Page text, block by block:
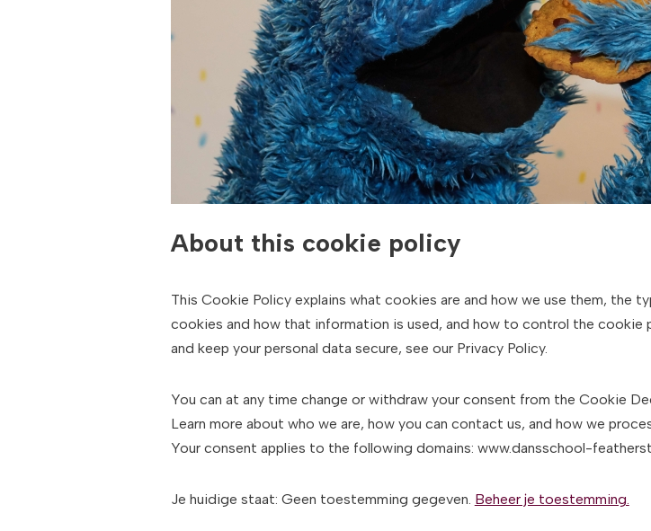
About this cookie policy
This Cookie Policy explains what cookies are and how we use them, the
cookies and how that information is used, and how to control the cookie
and keep your personal data secure, see our Privacy Policy.
You can at any time change or withdraw your consent from the Cookie
Learn more about who we are, how you can contact us, and how we
Your consent applies to the following domains: www.dansschool-
Je huidige staat: Geen toestemming gegeven. Beheer je toestemming.